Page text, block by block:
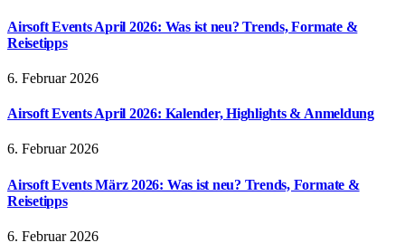
Airsoft Events April 2026: Was ist neu? Trends, Formate &
Reisetipps
6. Februar 2026
Airsoft Events April 2026: Kalender, Highlights & Anmeldung
6. Februar 2026
Airsoft Events März 2026: Was ist neu? Trends, Formate &
Reisetipps
6. Februar 2026